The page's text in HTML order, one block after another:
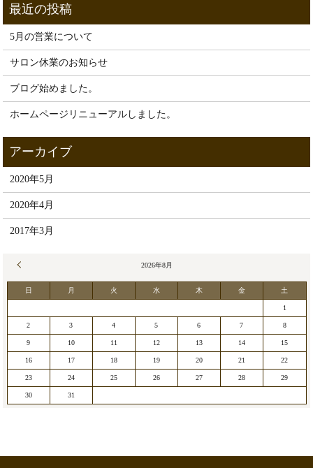
5月の営業について
サロン休業のお知らせ
ブログ始めました。
ホームページリニューアルしました。
2020年5月
2020年4月
2017年3月
2026年8月
日 月 火 水 木 金 土
1
2 3 4 5 6 7 8
9 10 11 12 13 14 15
16 17 18 19 20 21 22
23 24 25 26 27 28 29
30 31